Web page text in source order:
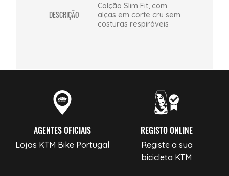
DESCRIÇÃO
Calção Slim Fit, com
alças em corte cru sem
costuras respiráveis
AGENTES OFICIAIS
Lojas KTM Bike Portugal
REGISTO ONLINE
Registe a sua
bicicleta KTM